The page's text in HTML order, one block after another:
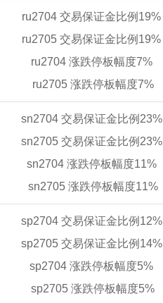
ru2704 交易保证金比例19%
ru2705 交易保证金比例19%
ru2704 涨跌停板幅度7%
ru2705 涨跌停板幅度7%
sn2704 交易保证金比例23%
sn2705 交易保证金比例23%
sn2704 涨跌停板幅度11%
sn2705 涨跌停板幅度11%
sp2704 交易保证金比例12%
sp2705 交易保证金比例14%
sp2704 涨跌停板幅度5%
sp2705 涨跌停板幅度5%